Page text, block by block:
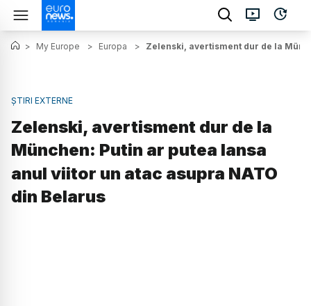
> My Europe > Europa > Zelenski, avertisment dur de la
ȘTIRI EXTERNE
Zelenski, avertisment dur de la
München: Putin ar putea lansa
anul viitor un atac asupra NATO
din Belarus